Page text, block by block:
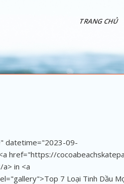
TRANG CHỦ
datetime="2023-09-
href="https://
in <a
7 Loại Tinh Dầu